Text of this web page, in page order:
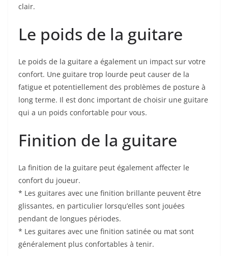
clair.
Le poids de la guitare
Le poids de la guitare ‍a également‌ un impact sur votre
confort. Une guitare trop lourde peut causer de la​
fatigue et ‍potentiellement​ des problèmes de posture à⁤
long terme. Il est donc important ⁣de choisir une‍ guitare
qui a un poids confortable pour vous.
Finition de la guitare
La finition de la ‍guitare peut également affecter le
confort du joueur.
* Les guitares avec une finition brillante peuvent être
glissantes, en particulier‍ lorsqu’elles sont jouées
pendant de ⁤longues périodes.
* Les guitares avec une finition satinée⁢ ou mat sont
généralement plus⁣ confortables à tenir.